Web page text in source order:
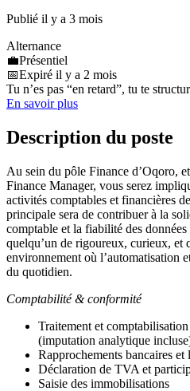
Publié il y a 3 mois
Alternance
💼Présentiel
📅Expiré il y a 2 mois
Tu n’es pas “en retard”, tu te
En savoir plus
Description du poste
Au sein du pôle Finance d’Oqoro,
Finance Manager, vous serez
activités comptables et financières
principale sera de contribuer à la
comptable et la fiabilité des
quelqu’un de rigoureux, curieux, et
environnement où l’automatisation
du quotidien.
Comptabilité & conformité
Traitement et
(imputation analytique
Rapprochements bancaires et
Déclaration de TVA et
Saisie des immobilisations